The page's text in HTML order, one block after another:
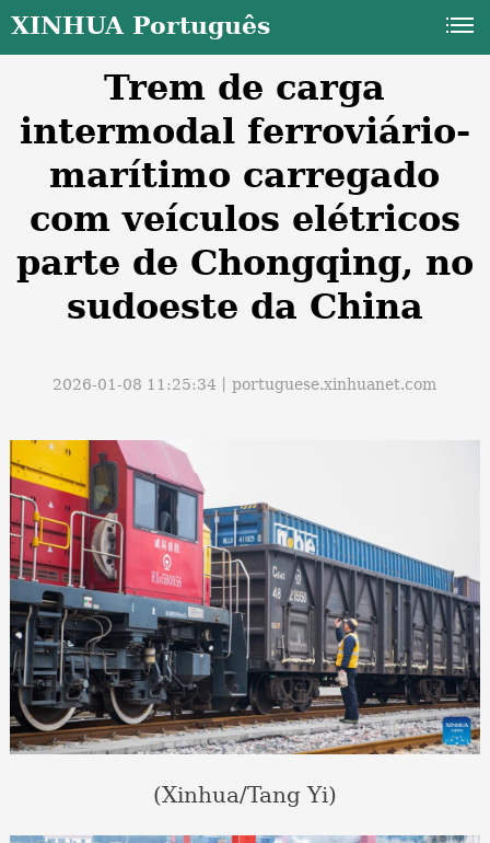
XINHUA Português
Trem de carga
intermodal ferroviário-
marítimo carregado
com veículos elétricos
parte de Chongqing, no
sudoeste da China
2026-01-08 11:25:34丨portuguese.xinhuanet.com
(Xinhua/Tang Yi)